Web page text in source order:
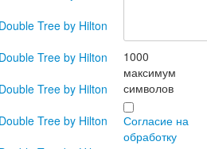
1000
максимум
символов
Согласие на
обработку